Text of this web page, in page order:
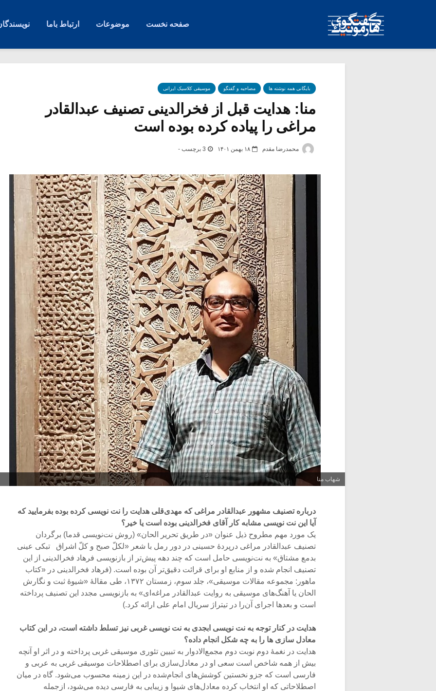
صفحه نخست موضوعات ارتباط باما
بایگانی همه نوشته ها مصاحبه و گفتگو موسیقی کلاسیک ایرانی
منا: هدایت قبل از فخرالدینی تصنیف عبدالقادر
مراغی را پیاده کرده بوده است
محمدرضا مقدم ۱۸ بهمن ۱۴۰۱ 3 برچسب -
شهاب منا
درباره تصنیف مشهور عبدالقادر مراغی که مهدی‌قلی هدایت را نت نویسی کرده بوده بفرمایید که
آیا این نت نویسی مشابه کار آقای فخرالدینی بوده است یا خیر؟
یک مورد مهم مطروح ذیل عنوان «در طریق تحریر الحان» (روش نت‌نویسی قدما) برگردان
تصنیف عبدالقادر مراغی درپردۀ حسینی در دور رمل با شعر «لکلّ صبح و کلّ اشراق تبکی عینی
بدمع مشتاق» به نت‌نویسی حامل است که چند دهه پیش‌تر از بازنویسی فرهاد فخرالدینی از این
تصنیف انجام شده و از منابع او برای قرائت دقیق‌تر آن بوده است. (فرهاد فخرالدینی در «کتاب
ماهور: مجموعه مقالات موسیقی»، جلد سوم، زمستان ۱۳۷۲، طی مقالۀ «شیوۀ ثبت و نگارش
الحان یا آهنگ‌های موسیقی به روایت عبدالقادر مراغه‌ای» به بازنویسی مجدد این تصنیف پرداخته
است و بعدها اجرای آن‌را در تیتراژ سریال امام علی ارائه کرد.)
هدایت در کنار توجه به نت نویسی ابجدی به نت نویسی غربی نیز تسلط داشته است، در این کتاب
معادل سازی ها را به چه شکل انجام داده؟
هدایت در نغمۀ دوم نوبت دوم مجمع‌الادوار به تبیین تئوری موسیقی غربی پرداخته و در اثر او آنچه
بیش از همه شاخص است سعی او در معادل‌سازی برای اصطلاحات موسیقی غربی به عربی و
فارسی است که جزو نخستین کوشش‌های انجام‌شده در این زمینه محسوب می‌شود. گاه در میان
اصطلاحاتی که او انتخاب کرده معادل‌های شیوا و زیبایی به فارسی دیده می‌شود، ازجمله